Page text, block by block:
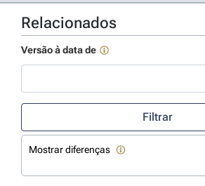
Relacionados
Versão à data de
Use a tecla de seta para baixo para abrir
Filtrar
Mostrar diferenças